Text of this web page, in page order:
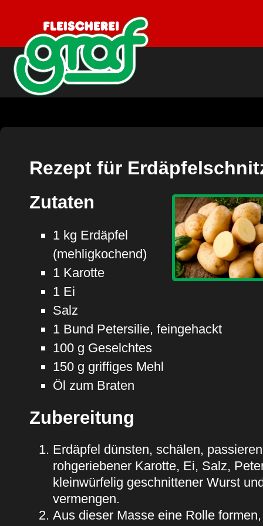
Rezept für
Zutaten
1 kg Erdäpfel
(mehligkochend)
1 Karotte
1 Ei
Salz
1 Bund Petersilie, feingehackt
100 g Geselchtes
150 g griffiges Mehl
Öl zum Braten
Zubereitung
Erdäpfel dünsten, schälen,
rohgeriebener Karotte, Ei, Salz,
kleinwürfelig geschnittener Wurst
vermengen.
Aus dieser Masse eine Rolle